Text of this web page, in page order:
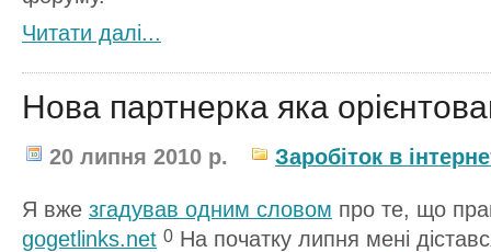
Читати далi...
Нова партнерка яка
20 липня 2010 р. Заробіток в
Я вже згадував одним словом про те, що
gogetlinks.net 0 На початку липня мені